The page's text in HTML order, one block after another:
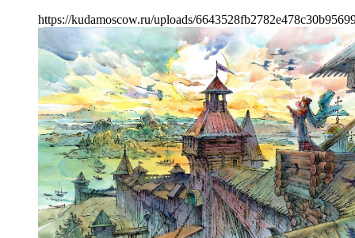
https://kudamoscow.ru/uploads/